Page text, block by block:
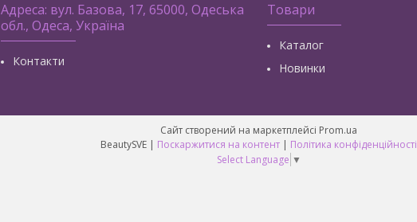
Адреса: вул. Базова, 17, 65000, Одеська
обл., Одеса, Україна
Контакти
Товари
Каталог
Новинки
Сайт створений на маркетплейсі Prom.ua
BeautySVE | Поскаржитися на контент | Політика конфіденційності
Select Language ▼